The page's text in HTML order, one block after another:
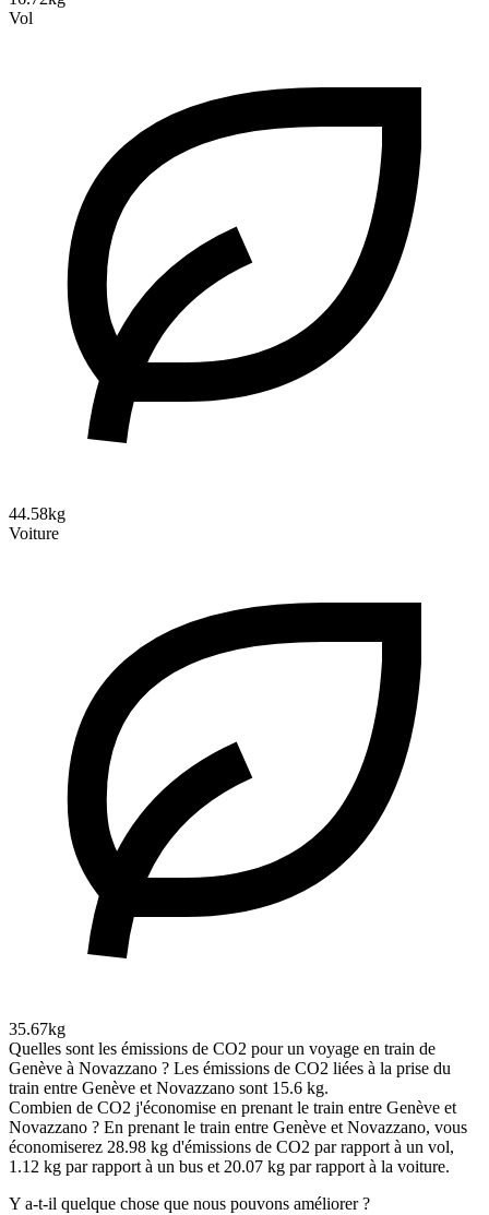
Vol
44.58kg
Voiture
35.67kg
Quelles sont les émissions de CO2 pour un voyage en train de
Genève à Novazzano ? Les émissions de CO2 liées à la prise du
train entre Genève et Novazzano sont 15.6 kg.
Combien de CO2 j'économise en prenant le train entre Genève et
Novazzano ? En prenant le train entre Genève et Novazzano, vous
économiserez 28.98 kg d'émissions de CO2 par rapport à un vol,
1.12 kg par rapport à un bus et 20.07 kg par rapport à la voiture.
Y a-t-il quelque chose que nous pouvons améliorer ?